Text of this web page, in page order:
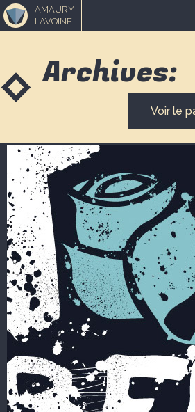
AMAURY
LAVOINE
PORTFOLIO
MUSIQUE
BLOGUE
CONTACT
Archives:
Voir le